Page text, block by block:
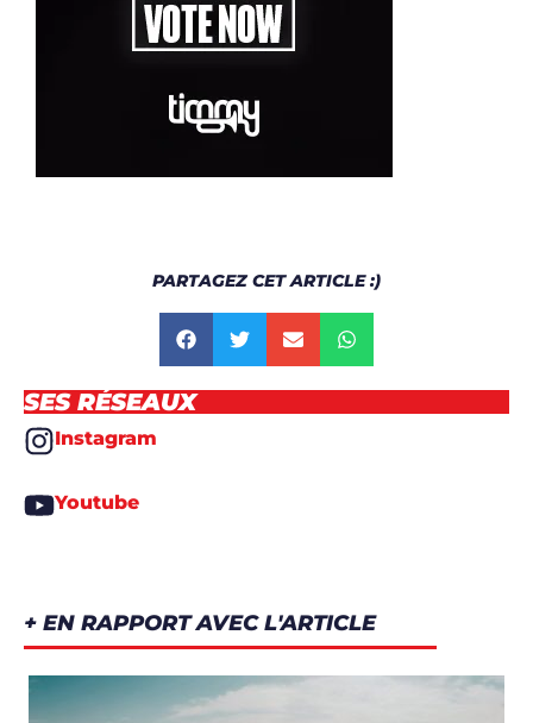
PARTAGEZ CET ARTICLE :)
SES RÉSEAUX
Instagram
Youtube
+ EN RAPPORT AVEC L'ARTICLE